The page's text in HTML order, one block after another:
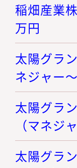
稲畑産業
万円
太陽グラ
ネジャー
太陽グラ
（マネジ
太陽グラ